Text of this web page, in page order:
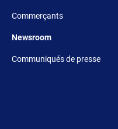
Commerçants
Footer 5
Newsroom
Communiqués de presse